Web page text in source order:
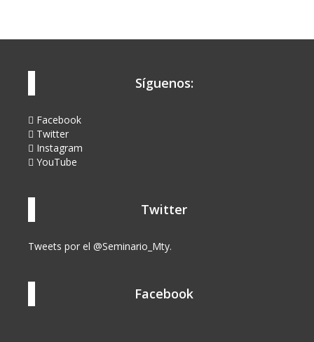
Síguenos:
Facebook
Twitter
Instagram
YouTube
Twitter
Tweets por el @Seminario_Mty.
Facebook